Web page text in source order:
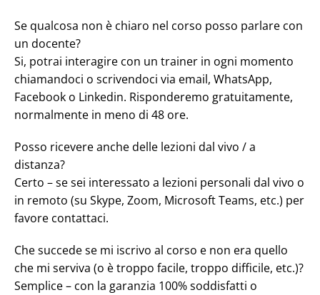
Se qualcosa non è chiaro nel corso posso parlare con
un docente?
Si, potrai interagire con un trainer in ogni momento
chiamandoci o scrivendoci via email, WhatsApp,
Facebook o Linkedin. Risponderemo gratuitamente,
normalmente in meno di 48 ore.
Posso ricevere anche delle lezioni dal vivo / a
distanza?
Certo – se sei interessato a lezioni personali dal vivo o
in remoto (su Skype, Zoom, Microsoft Teams, etc.) per
favore contattaci.
Che succede se mi iscrivo al corso e non era quello
che mi serviva (o è troppo facile, troppo difficile, etc.)?
Semplice – con la garanzia 100% soddisfatti o